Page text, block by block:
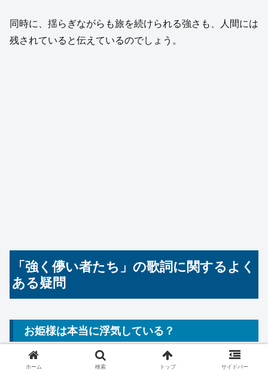
同時に、揺らぎながらも旅を続けられる強さも、人間には
残されていると伝えているのでしょう。
「強く儚い者たち」の歌詞に関するよく
ある疑問
お姫様は本当に浮気している？
歌詞だけでは断定できません。
ホーム 検索 トップ サイドバー